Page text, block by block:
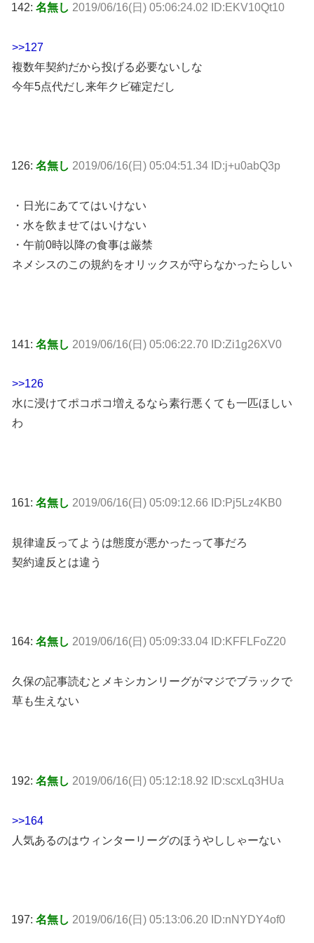
142: 名無し 2019/06/16(日) 05:06:24.02 ID:EKV10Qt10
>>127
複数年契約だから投げる必要ないしな
今年5点代だし来年クビ確定だし
126: 名無し 2019/06/16(日) 05:04:51.34 ID:j+u0abQ3p
・日光にあててはいけない
・水を飲ませてはいけない
・午前0時以降の食事は厳禁
ネメシスのこの規約をオリックスが守らなかったらしい
141: 名無し 2019/06/16(日) 05:06:22.70 ID:Zi1g26XV0
>>126
水に浸けてポコポコ増えるなら素行悪くても一匹ほしい
わ
161: 名無し 2019/06/16(日) 05:09:12.66 ID:Pj5Lz4KB0
規律違反ってようは態度が悪かったって事だろ
契約違反とは違う
164: 名無し 2019/06/16(日) 05:09:33.04 ID:KFFLFoZ20
久保の記事読むとメキシカンリーグがマジでブラックで
草も生えない
192: 名無し 2019/06/16(日) 05:12:18.92 ID:scxLq3HUa
>>164
人気あるのはウィンターリーグのほうやししゃーない
197: 名無し 2019/06/16(日) 05:13:06.20 ID:nNYDY4of0